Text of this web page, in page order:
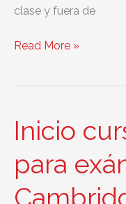
clase y fuera de
¡Los
comienzan
marzo!
Read More »
Inicio
para